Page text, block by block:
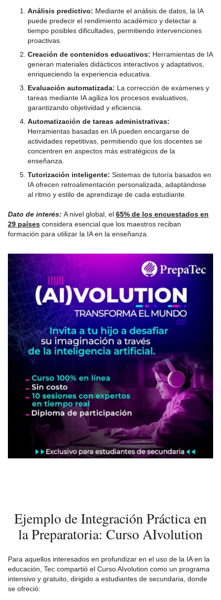
Análisis predictivo: Mediante el análisis de datos, la IA
puede predecir el rendimiento académico y detectar a
tiempo posibles dificultades, permitiendo intervenciones
proactivas.
Creación de contenidos educativos: Herramientas de IA
generan materiales didácticos interactivos y adaptativos,
enriqueciendo la experiencia educativa.
Evaluación automatizada: La corrección de exámenes y
tareas mediante IA agiliza los procesos evaluativos,
garantizando objetividad y eficiencia.
Automatización de tareas administrativas:
Herramientas basadas en IA pueden encargarse de
actividades repetitivas, permitiendo que los docentes se
concentren en aspectos más estratégicos de la
enseñanza.
Tutorización inteligente: Sistemas de tutoría basados en
IA ofrecen retroalimentación personalizada, adaptándose
al ritmo y estilo de aprendizaje de cada estudiante.
Dato de interés: A nivel global, el 65% de los encuestados en
29 países considera esencial que los maestros reciban
formación para utilizar la IA en la enseñanza.
Ejemplo de Integración Práctica en
la Preparatoria: Curso AIvolution
Para aquellos interesados en profundizar en el uso de la IA en la
educación, Tec compartió el Curso AIvolution como un programa
intensivo y gratuito, dirigido a estudiantes de secundaria, donde
se ofreció: